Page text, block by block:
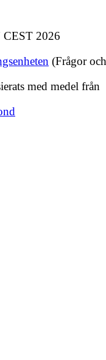
CEST 2026
(Frågor
med medel från